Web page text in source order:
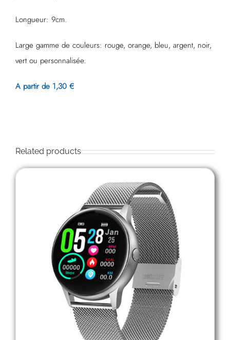
Longueur: 9cm.
Large gamme de couleurs: rouge, orange, bleu, argent, noir,
vert ou personnalisée.
A partir de 1,30 €
Related products